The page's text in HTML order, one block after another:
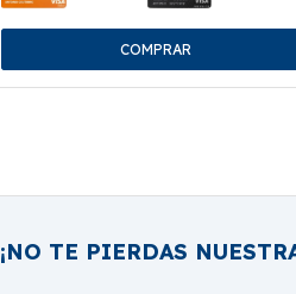
¡NO TE PIERDAS